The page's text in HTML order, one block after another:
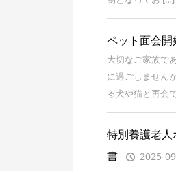
ペット面会開
大切なご家族で
に過ごしません
る犬や猫と再会
特別養護老
書
2025-